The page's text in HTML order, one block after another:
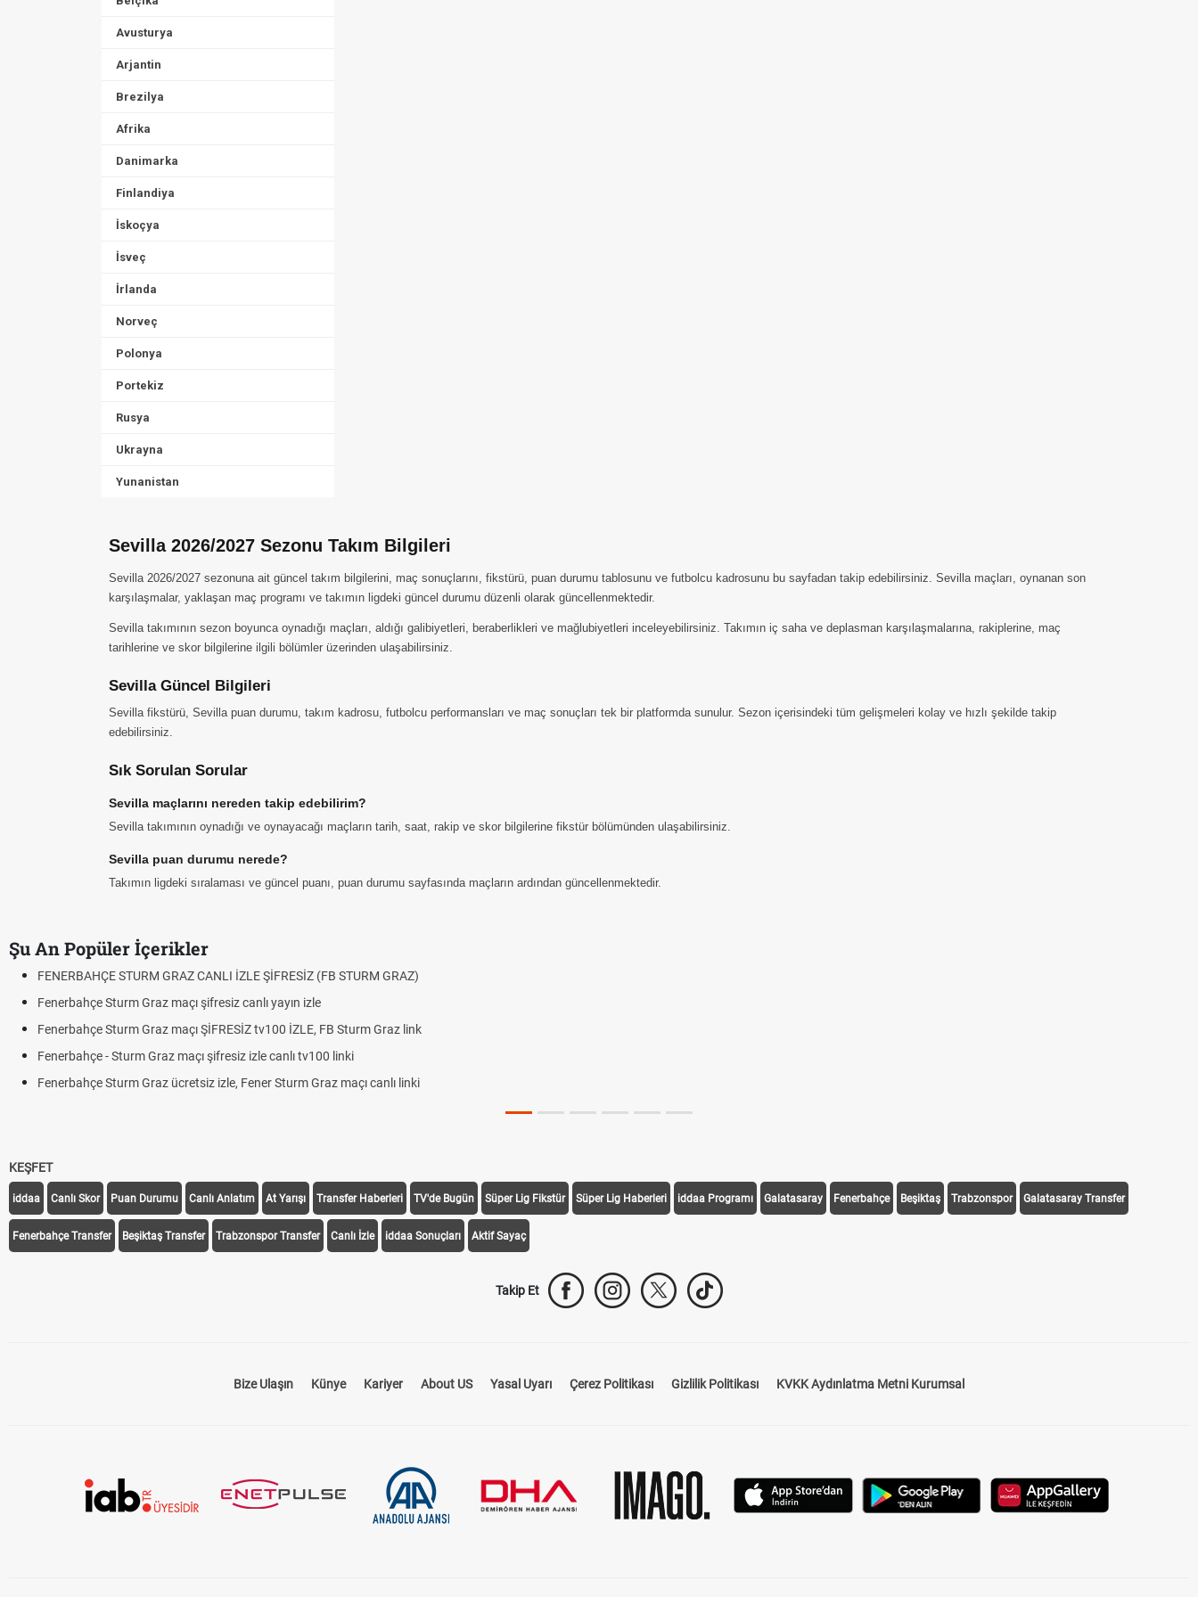
Avusturya
Arjantin
Brezilya
Afrika
Danimarka
Finlandiya
İskoçya
İsveç
İrlanda
Norveç
Polonya
Portekiz
Rusya
Ukrayna
Yunanistan
Sevilla 2026/2027 Sezonu Takım Bilgileri
Sevilla 2026/2027 sezonuna ait güncel takım bilgilerini, maç sonuçlarını, fikstürü, puan durumu tablosunu ve futbolcu kadrosunu bu sayfadan takip edebilirsiniz. Sevilla maçları, oynanan son
karşılaşmalar, yaklaşan maç programı ve takımın ligdeki güncel durumu düzenli olarak güncellenmektedir.
Sevilla takımının sezon boyunca oynadığı maçları, aldığı galibiyetleri, beraberlikleri ve mağlubiyetleri inceleyebilirsiniz. Takımın iç saha ve deplasman karşılaşmalarına, rakiplerine, maç
tarihlerine ve skor bilgilerine ilgili bölümler üzerinden ulaşabilirsiniz.
Sevilla Güncel Bilgileri
Sevilla fikstürü, Sevilla puan durumu, takım kadrosu, futbolcu performansları ve maç sonuçları tek bir platformda sunulur. Sezon içerisindeki tüm gelişmeleri kolay ve hızlı şekilde takip
edebilirsiniz.
Sık Sorulan Sorular
Sevilla maçlarını nereden takip edebilirim?
Sevilla takımının oynadığı ve oynayacağı maçların tarih, saat, rakip ve skor bilgilerine fikstür bölümünden ulaşabilirsiniz.
Sevilla puan durumu nerede?
Takımın ligdeki sıralaması ve güncel puanı, puan durumu sayfasında maçların ardından güncellenmektedir.
Şu An Popüler İçerikler
FENERBAHÇE STURM GRAZ CANLI İZLE ŞİFRESİZ (FB STURM GRAZ)
Fenerbahçe Sturm Graz maçı şifresiz canlı yayın izle
Fenerbahçe Sturm Graz maçı ŞİFRESİZ tv100 İZLE, FB Sturm Graz link
Fenerbahçe - Sturm Graz maçı şifresiz izle canlı tv100 linki
Fenerbahçe Sturm Graz ücretsiz izle, Fener Sturm Graz maçı canlı linki
KEŞFET
iddaa Canlı Skor Puan Durumu Canlı Anlatım At Yarışı Transfer Haberleri TV'de Bugün Süper Lig Fikstür Süper Lig Haberleri iddaa Programı Galatasaray Fenerbahçe Beşiktaş Trabzonspor Galatasaray Transfer
Fenerbahçe Transfer Beşiktaş Transfer Trabzonspor Transfer Canlı İzle iddaa Sonuçları Aktif Sayaç
Takip Et
Bize Ulaşın Künye Kariyer About US Yasal Uyarı Çerez Politikası Gizlilik Politikası KVKK Aydınlatma Metni Kurumsal